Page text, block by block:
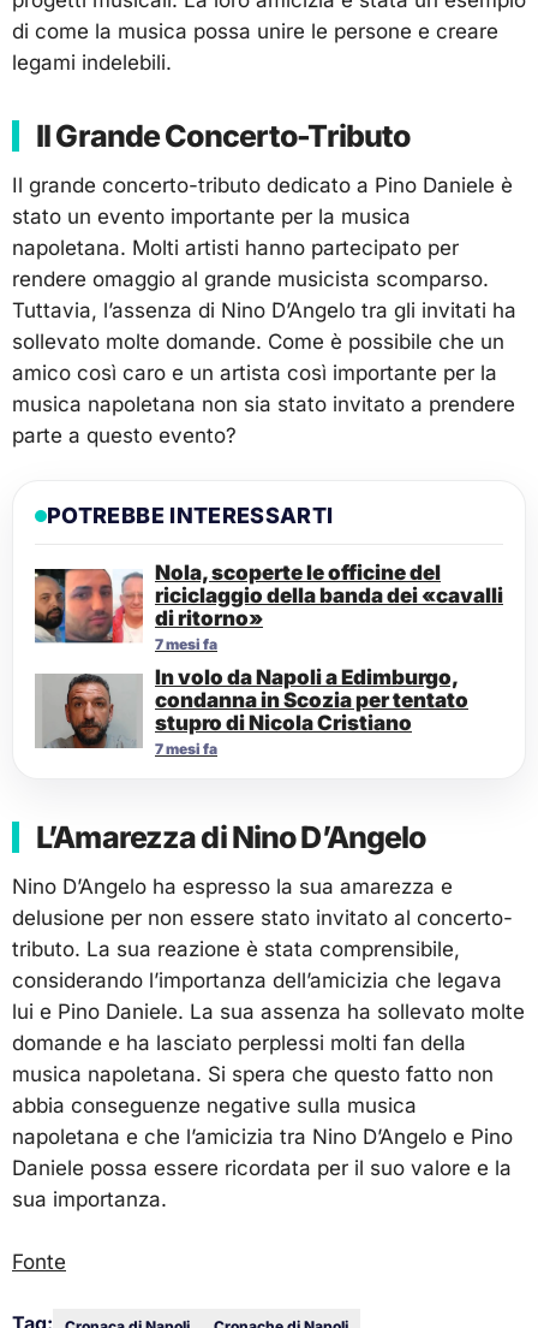
di come la musica possa unire le persone e creare
legami indelebili.
Il Grande Concerto-Tributo
Il grande concerto-tributo dedicato a Pino Daniele è
stato un evento importante per la musica
napoletana. Molti artisti hanno partecipato per
rendere omaggio al grande musicista scomparso.
Tuttavia, l’assenza di Nino D’Angelo tra gli invitati ha
sollevato molte domande. Come è possibile che un
amico così caro e un artista così importante per la
musica napoletana non sia stato invitato a prendere
parte a questo evento?
POTREBBE INTERESSARTI
Nola, scoperte le officine del
riciclaggio della banda dei «cavalli
di ritorno»
7 mesi fa
In volo da Napoli a Edimburgo,
condanna in Scozia per tentato
stupro di Nicola Cristiano
7 mesi fa
L’Amarezza di Nino D’Angelo
Nino D’Angelo ha espresso la sua amarezza e
delusione per non essere stato invitato al concerto-
tributo. La sua reazione è stata comprensibile,
considerando l’importanza dell’amicizia che legava
lui e Pino Daniele. La sua assenza ha sollevato molte
domande e ha lasciato perplessi molti fan della
musica napoletana. Si spera che questo fatto non
abbia conseguenze negative sulla musica
napoletana e che l’amicizia tra Nino D’Angelo e Pino
Daniele possa essere ricordata per il suo valore e la
sua importanza.
Fonte
Tag: